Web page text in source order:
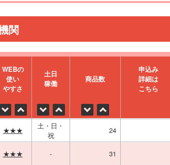
関
WEBの
使い
やすさ
⼟⽇
稼働
商品数
申込み
詳細は
こちら
★★★
土・日・
祝
24
★★★ -
31